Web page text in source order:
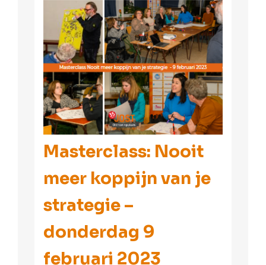
Masterclass: Nooit
meer koppijn van je
strategie –
donderdag 9
februari 2023